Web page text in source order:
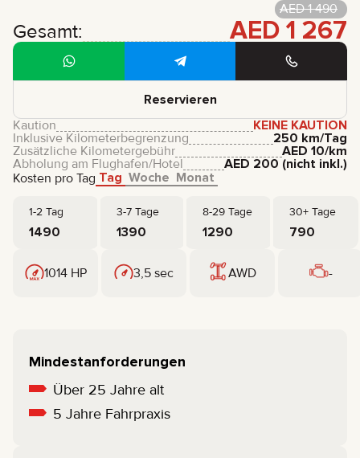
Gesamt:
AED 1 490
AED 1 267
Reservieren
Kosten pro Tag Tag Woche Monat
1-2 Tag 3-7 Tage 8-29 Tage 30+ Tage
1490 1390 1290 790
Kaution
KEINE KAUTION
Inklusive Kilometerbegrenzung
250 km/Tag
Zusätzliche Kilometergebühr
AED 10/km
Abholung am Flughafen/Hotel
AED 200 (nicht inkl.)
1014 HP 3,5 sec AWD -
Mindestanforderungen
Über 25 Jahre alt
5 Jahre Fahrpraxis